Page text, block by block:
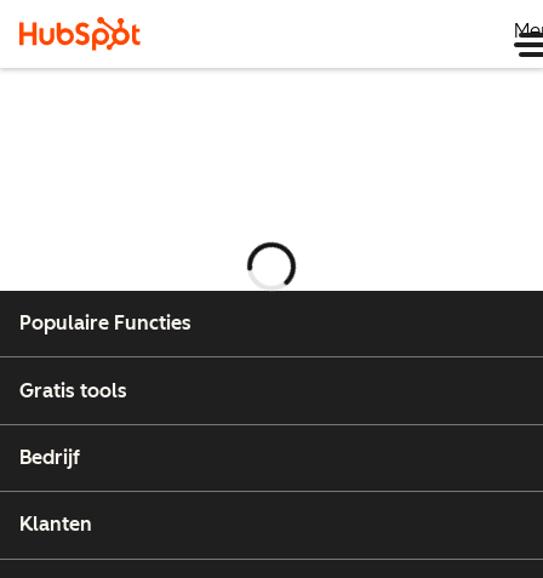
Wordt
geladen
Populaire Functies
Gratis tools
Bedrijf
Klanten